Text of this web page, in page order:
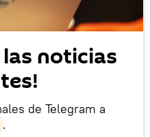
noticias
de Telegram a
.